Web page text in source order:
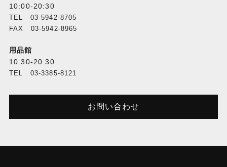
10:00-20:30
TEL 03-5942-8705
FAX 03-5942-8965
用品館
10:30-20:30
TEL 03-3385-8121
お問い合わせ